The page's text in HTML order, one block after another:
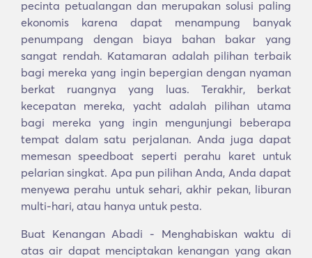
pecinta petualangan dan merupakan solusi paling
ekonomis karena dapat menampung banyak
penumpang dengan biaya bahan bakar yang
sangat rendah. Katamaran adalah pilihan terbaik
bagi mereka yang ingin bepergian dengan nyaman
berkat ruangnya yang luas. Terakhir, berkat
kecepatan mereka, yacht adalah pilihan utama
bagi mereka yang ingin mengunjungi beberapa
tempat dalam satu perjalanan. Anda juga dapat
memesan speedboat seperti perahu karet untuk
pelarian singkat. Apa pun pilihan Anda, Anda dapat
menyewa perahu untuk sehari, akhir pekan, liburan
multi-hari, atau hanya untuk pesta.
Buat Kenangan Abadi - Menghabiskan waktu di
atas air dapat menciptakan kenangan yang akan